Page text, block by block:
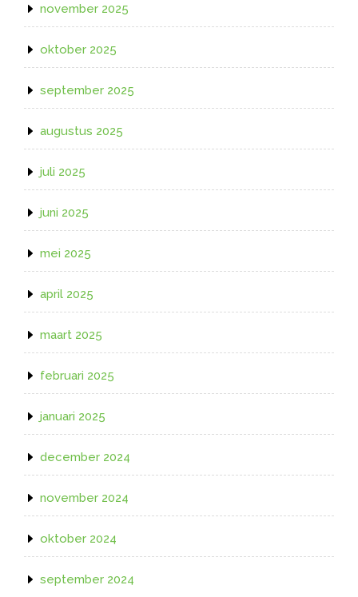
november 2025
oktober 2025
september 2025
augustus 2025
juli 2025
juni 2025
mei 2025
april 2025
maart 2025
februari 2025
januari 2025
december 2024
november 2024
oktober 2024
september 2024